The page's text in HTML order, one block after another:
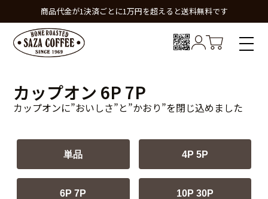
商品代金が1決済ごとに1万円を超えると送料無料です
カップオン 6P 7P
カップオンに”おいしさ”と”かおり”を閉じ込めました
単品 4P 5P
6P 7P 10P 30P